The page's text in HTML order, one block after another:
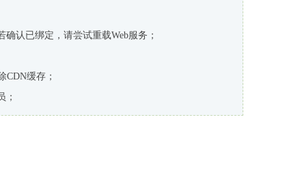
认已绑定，请尝试重载Web服务；
CDN缓存；
；